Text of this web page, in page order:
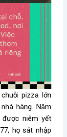
pizza lớn
hàng. Năm
được niêm yết
họ sát nhập